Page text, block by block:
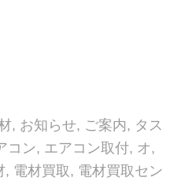
, お知らせ, ご案内, タス
コン, エアコン取付, オ,
, 電材買取, 電材買取セン